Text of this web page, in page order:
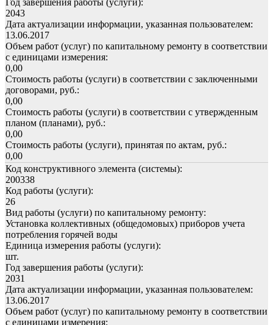
2043
Дата актуализации информации, указанная пользователем:
13.06.2017
Объем работ (услуг) по капитальному ремонту в соответствии
с единицами измерения:
0,00
Стоимость работы (услуги) в соответствии с заключенными
договорами, руб.:
0,00
Стоимость работы (услуги) в соответствии с утвержденным
планом (планами), руб.:
0,00
Стоимость работы (услуги), принятая по актам, руб.:
0,00
Код конструктивного элемента (системы):
200338
Код работы (услуги):
26
Вид работы (услуги) по капитальному ремонту:
Установка коллективных (общедомовых) приборов учета
потребления горячей воды
Единица измерения работы (услуги):
шт.
Год завершения работы (услуги):
2031
Дата актуализации информации, указанная пользователем:
13.06.2017
Объем работ (услуг) по капитальному ремонту в соответствии
с единицами измерения: